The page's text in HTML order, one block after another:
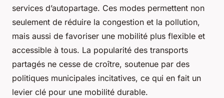
services d’autopartage. Ces modes permettent non
seulement de réduire la congestion et la pollution,
mais aussi de favoriser une mobilité plus flexible et
accessible à tous. La popularité des transports
partagés ne cesse de croître, soutenue par des
politiques municipales incitatives, ce qui en fait un
levier clé pour une mobilité durable.